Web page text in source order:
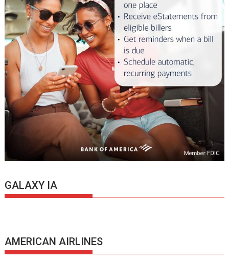
GALAXY IA
AMERICAN AIRLINES